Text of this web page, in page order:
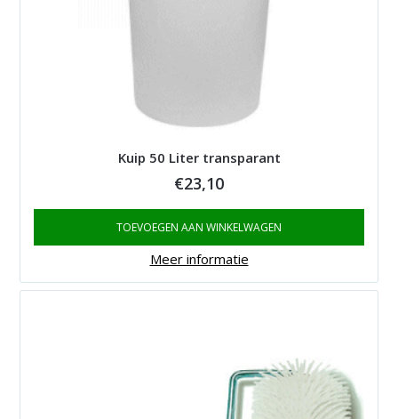
Kuip 50 Liter transparant
€23,10
TOEVOEGEN AAN WINKELWAGEN
Meer informatie